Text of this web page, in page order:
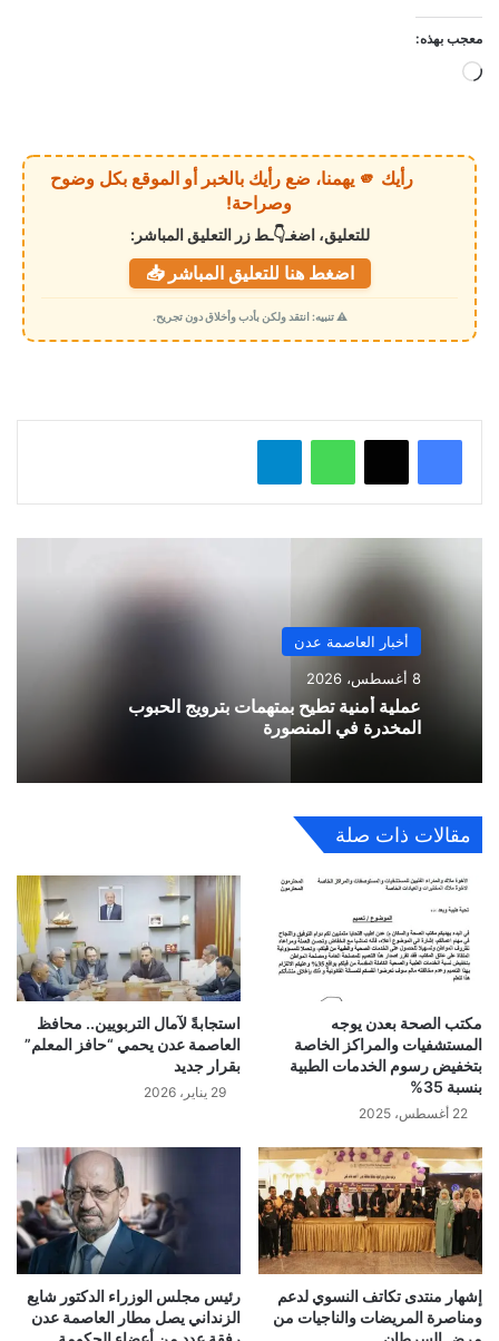
معجب بهذه:
ي
م
ي
رأيك 🫵 يهمنا، ضع رأيك بالخبر أو الموقع بكل وضوح
وصراحة!
للتعليق، اضغـ👇ـط زر التعليق المباشر:
اضغط هنا للتعليق المباشر 📥
⚠️ تنبيه: انتقد ولكن بأدب وأخلاق دون تجريح.
واتساب
أخبار العاصمة عدن
8 أغسطس، 2026
عملية أمنية تطيح بمتهمات بترويج الحبوب
المخدرة في المنصورة
مقالات ذات صلة
مكتب الصحة بعدن يوجه
المستشفيات والمراكز الخاصة
بتخفيض رسوم الخدمات الطبية
بنسبة 35%
22 أغسطس، 2025
استجابةً لآمال التربويين.. محافظ
العاصمة عدن يحمي “حافز المعلم”
بقرار جديد
29 يناير، 2026
إشهار منتدى تكاتف النسوي لدعم
ومناصرة المريضات والناجيات من
رئيس مجلس الوزراء الدكتور شايع
الزنداني يصل مطار العاصمة عدن